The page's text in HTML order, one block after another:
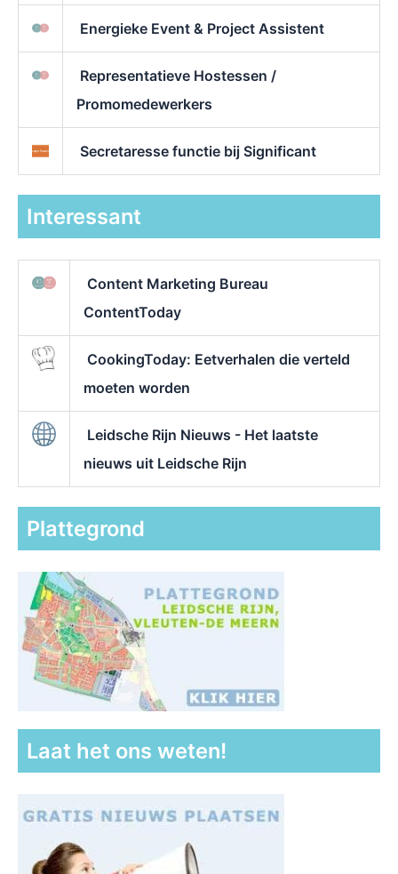
Energieke Event & Project Assistent
Representatieve Hostessen /
Promomedewerkers
Secretaresse functie bij Significant
Interessant
Content Marketing Bureau
ContentToday
CookingToday: Eetverhalen die verteld
moeten worden
Leidsche Rijn Nieuws - Het laatste
nieuws uit Leidsche Rijn
Plattegrond
Laat het ons weten!